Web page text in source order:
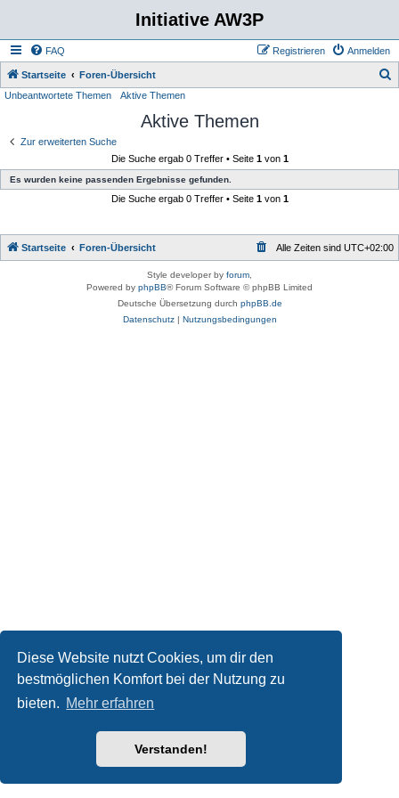
Diese Website nutzt Cookies, um dir den
bestmöglichen Komfort bei der Nutzung zu
bieten. Mehr erfahren
Verstanden!
Initiative AW3P
FAQ Anmelden
Registrieren
Startseite Foren-Übersicht
Unbeantwortete Themen Aktive Themen
Aktive Themen
Zur erweiterten Suche
Die Suche ergab 0 Treffer • Seite 1von 1
Es wurden keine passenden Ergebnisse gefunden.
Die Suche ergab 0 Treffer • Seite 1von 1
Startseite Foren-Übersicht Alle Zeiten sind UTC+02:00
Style developer by forum
Powered by phpBB® Forum Software © phpBB Limited
Deutsche Übersetzung durch phpBB.de
Datenschutz| Nutzungsbedingungen